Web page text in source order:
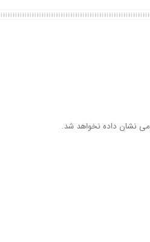
نشان داده نخواهد شد.